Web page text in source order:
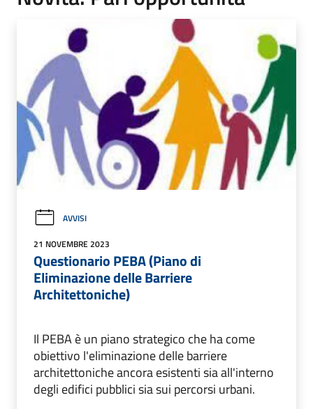
AVVISI
21 NOVEMBRE 2023
Questionario PEBA (Piano di
Eliminazione delle Barriere
Architettoniche)
Il PEBA è un piano strategico che ha come
obiettivo l'eliminazione delle barriere
architettoniche ancora esistenti sia all'interno
degli edifici pubblici sia sui percorsi urbani.